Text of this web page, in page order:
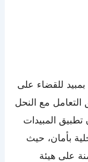
للقضاء على
التعامل مع النحل
تطبيق المبيدات
بأمان، حيث
على هيئة